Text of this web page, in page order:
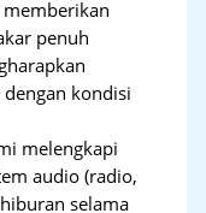
memberikan
penuh
kondisi
melengkapi
audio (radio,
selama